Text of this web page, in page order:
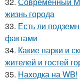
жизнь города
33. Есть ли
фактами
34. Какие парки и
жителей и гостей
35. Находка на WB!